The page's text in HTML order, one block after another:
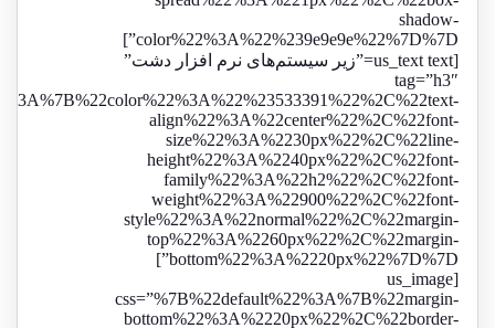
shadow-
color%22%3A%22%239e9e9e%22%7D%7D”]
[us_text text=”زیر سیستم‌های نرم افزار دشت”
tag=”h3″
align%22%3A%22center%22%2C%22font-
size%22%3A%2230px%22%2C%22line-
height%22%3A%2240px%22%2C%22font-
family%22%3A%22h2%22%2C%22font-
weight%22%3A%22900%22%2C%22font-
style%22%3A%22normal%22%2C%22margin-
top%22%3A%2260px%22%2C%22margin-
bottom%22%3A%2220px%22%7D%7D”]
[us_image
css=”%7B%22default%22%3A%7B%22margin-
bottom%22%3A%2220px%22%2C%22border-